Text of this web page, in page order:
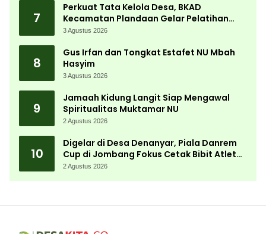
7
Perkuat Tata Kelola Desa, BKAD
Kecamatan Plandaan Gelar Pelatihan
Aparatur Pemdes
3 Agustus 2026
8
Gus Irfan dan Tongkat Estafet NU Mbah
Hasyim
3 Agustus 2026
9
Jamaah Kidung Langit Siap Mengawal
Spiritualitas Muktamar NU
2 Agustus 2026
10
Digelar di Desa Denanyar, Piala Danrem
Cup di Jombang Fokus Cetak Bibit Atlet
Menembak Berprestasi
2 Agustus 2026